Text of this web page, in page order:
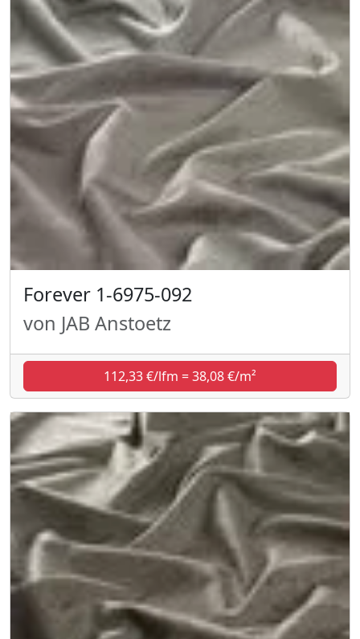
Forever 1-6975-092
von JAB Anstoetz
112,33 €/lfm = 38,08 €/m²